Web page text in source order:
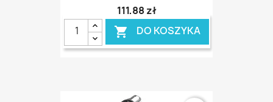
111,88 zł
 DO KOSZYKA